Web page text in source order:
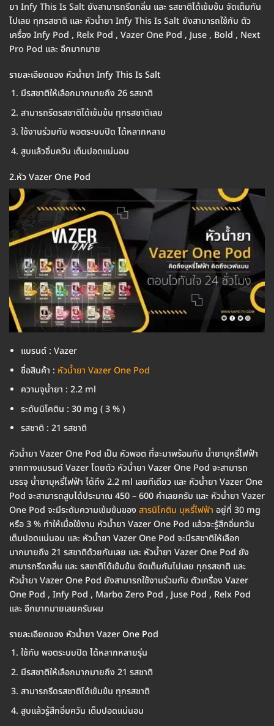
ยา Infy This Is Salt ยังสามารถรีดกลิ่น และ รสชาติได้เข้มข้น จัดเต็มกัน
ไปเลย ทุกรสชาติ และ หัวน้ำยา Infy This Is Salt ยังสามารถใช้กับ ตัว
เครื่อง Infy Pod , Relx Pod , Vazer One Pod , Juse , Bold , Next
Pro Pod และ อีกมากมาย
รายละเอียดของ หัวน้ำยา Infy This Is Salt
มีรสชาติให้เลือกมากมายถึง 26 รสชาติ
สามารถรีดรสชาติได้เข้มข้น ทุกรสชาติเลย
ใช้งานร่วมกับ พอตระบบปิด ได้หลากหลาย
สูบแล้วอิ่มควัน เต็มปอดแน่นอน
2.หัว Vazer One Pod
แบรนด์ : Vazer
ชื่อสินค้า : หัวน้ำยา Vazer One Pod
ความจุน้ำยา : 2.2 ml
ระดับนิโคติน : 30 mg ( 3 % )
รสชาติ : 21 รสชาติ
หัวน้ำยา Vazer One Pod เป็น หัวพอต ที่จะมาพร้อมกับ น้ำยาบุหรี่ไฟฟ้า
จากทางแบรนด์ Vazer โดยตัว หัวน้ำยา Vazer One Pod จะสามารถ
บรรจุ น้ำยาบุหรี่ไฟฟ้า ได้ถึง 2.2 ml เลยทีเดียว และ หัวน้ำยา Vazer One
Pod จะสามารถสูบได้ประมาณ 450 – 600 คำเลยครับ และ หัวน้ำยา Vazer
One Pod จะมีระดับความเข้มข้นของ สารนิโคติน บุหรี่ไฟฟ้า อยู่ที่ 30 mg
หรือ 3 % ทำให้เมื่อใช้งาน หัวน้ำยา Vazer One Pod แล้วจะรู้สึกอิ่มควัน
เต็มปอดแน่นอน และ หัวน้ำยา Vazer One Pod จะมีรสชาติให้เลือก
มากมายถึง 21 รสชาติด้วยกันเลย และ หัวน้ำยา Vazer One Pod ยัง
สามารถรีดกลิ่น และ รสชาติได้เข้มข้น จัดเต็มกันไปเลย ทุกรสชาติ และ
หัวน้ำยา Vazer One Pod ยังสามารถใช้งานร่วมกับ ตัวเครื่อง Vazer
One Pod , Infy Pod , Marbo Zero Pod , Juse Pod , Relx Pod
และ อีกมากมายเลยครับผม
รายละเอียดของ หัวน้ำยา Vazer One Pod
ใช้กับ พอตระบบปิด ได้หลากหลายรุ่น
มีรสชาติให้เลือกมากมายถึง 21 รสชาติ
สามารถรีดรสชาติได้เข้มข้น ทุกรสชาติ
สูบแล้วรู้สึกอิ่มควัน เต็มปอดแน่นอน